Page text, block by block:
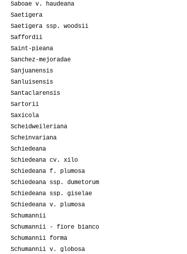
Saboae v. haudeana
Saetigera
Saetigera ssp. woodsii
Saffordii
Saint-pieana
Sanchez-mejoradae
Sanjuanensis
Sanluisensis
Santaclarensis
Sartorii
Saxicola
Scheidweileriana
Scheinvariana
Schiedeana
Schiedeana cv. xilo
Schiedeana f. plumosa
Schiedeana ssp. dumetorum
Schiedeana ssp. giselae
Schiedeana v. plumosa
Schumannii
Schumannii - fiore bianco
Schumannii forma
Schumannii v. globosa